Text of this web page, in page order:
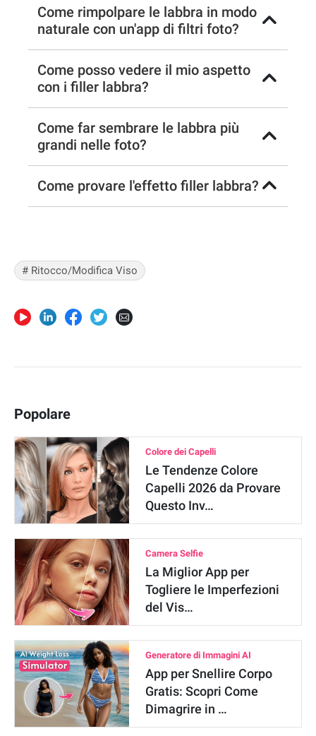
Come rimpolpare le labbra in modo
naturale con un'app di filtri foto?
Come posso vedere il mio aspetto
con i filler labbra?
Come far sembrare le labbra più
grandi nelle foto?
Come provare l'effetto filler labbra?
# Ritocco/Modifica Viso
Popolare
Colore dei Capelli
Le Tendenze Colore
Capelli 2026 da Provare
Questo Inv…
Camera Selfie
La Miglior App per
Togliere le Imperfezioni
del Vis…
Generatore di Immagini AI
App per Snellire Corpo
Gratis: Scopri Come
Dimagrire in …